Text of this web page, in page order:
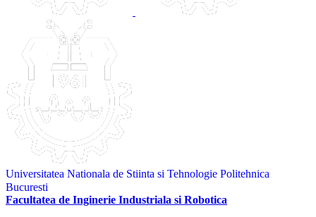
Universitatea Nationala de Stiinta si Tehnologie Politehnica
Bucuresti
Facultatea de Inginerie Industriala si Robotica